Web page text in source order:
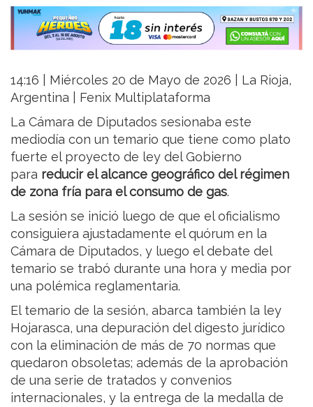
14:16 | Miércoles 20 de Mayo de 2026 | La Rioja,
Argentina | Fenix Multiplataforma
La Cámara de Diputados sesionaba este
mediodía con un temario que tiene como plato
fuerte el proyecto de ley del Gobierno
para reducir el alcance geográfico del régimen
de zona fría para el consumo de gas.
La sesión se inició luego de que el oficialismo
consiguiera ajustadamente el quórum en la
Cámara de Diputados, y luego el debate del
temario se trabó durante una hora y media por
una polémica reglamentaria.
El temario de la sesión, abarca también la ley
Hojarasca, una depuración del digesto jurídico
con la eliminación de más de 70 normas que
quedaron obsoletas; además de la aprobación
de una serie de tratados y convenios
internacionales, y la entrega de la medalla de